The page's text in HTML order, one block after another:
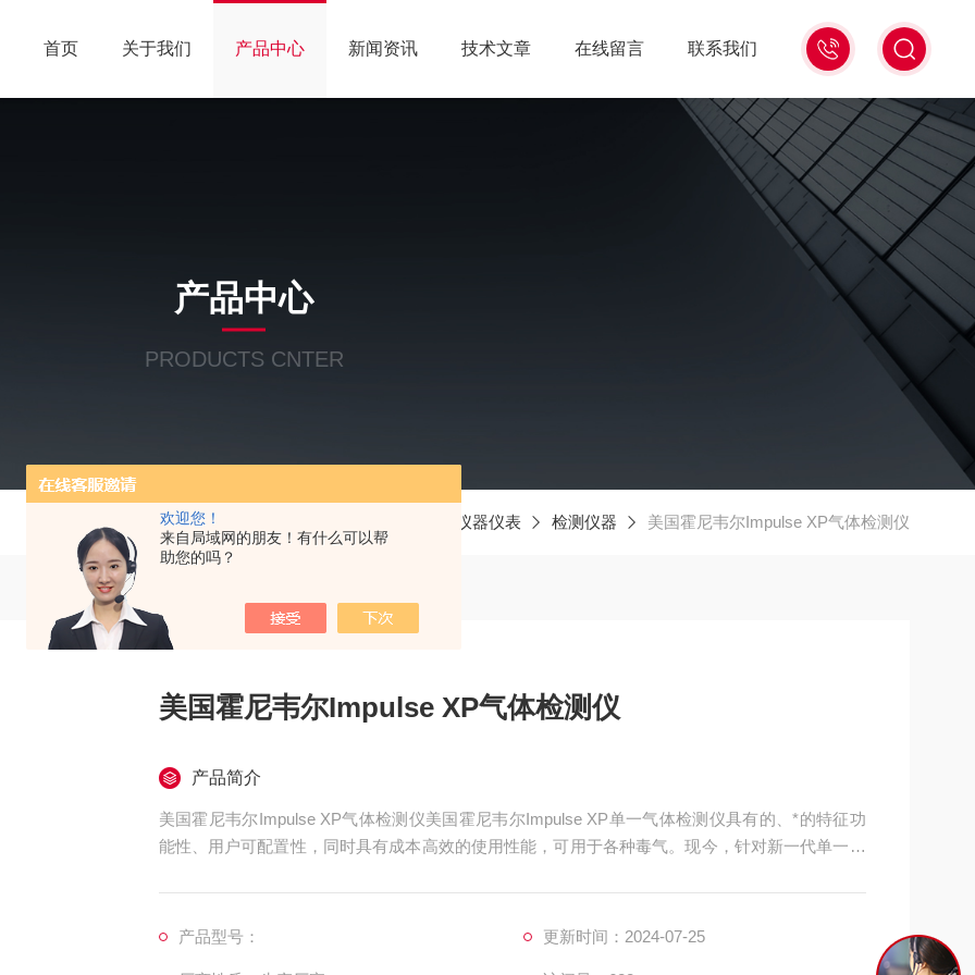
欢迎您！
来自局域网的朋友！有什么可以帮
助您的吗？
15006471345
首页 关于我们 产品中心 新闻资讯 技术文章 在线留言 联系我们
产品中心
PRODUCTS CNTER
仪器仪表 检测仪器 美国霍尼韦尔Impulse XP气体检测仪
美国霍尼韦尔Impulse XP气体检测仪
产品简介
美国霍尼韦尔Impulse XP气体检测仪美国霍尼韦尔Impulse XP单一气体检测仪具有的、*的特征功
能性、用户可配置性，同时具有成本高效的使用性能，可用于各种毒气。现今，针对新一代单一气
产品型号： 更新时间：2024-07-25